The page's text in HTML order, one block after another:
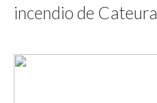
incendio de Cateura